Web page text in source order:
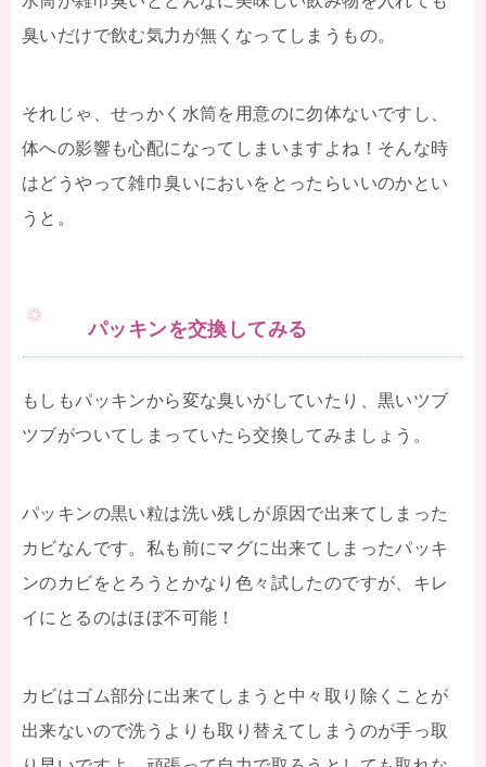
臭いだけで飲む気力が無くなってしまうもの。
それじゃ、せっかく水筒を用意のに勿体ないですし、
体への影響も心配になってしまいますよね！そんな時
はどうやって雑巾臭いにおいをとったらいいのかとい
うと。
パッキンを交換してみる
もしもパッキンから変な臭いがしていたり、黒いツブ
ツブがついてしまっていたら交換してみましょう。
パッキンの黒い粒は洗い残しが原因で出来てしまった
カビなんです。私も前にマグに出来てしまったパッキ
ンのカビをとろうとかなり色々試したのですが、キレ
イにとるのはほぼ不可能！
カビはゴム部分に出来てしまうと中々取り除くことが
出来ないので洗うよりも取り替えてしまうのが手っ取